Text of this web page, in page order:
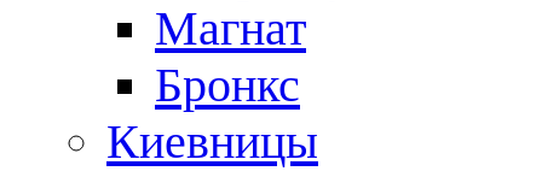
Магнат
Бронкс
Киевницы